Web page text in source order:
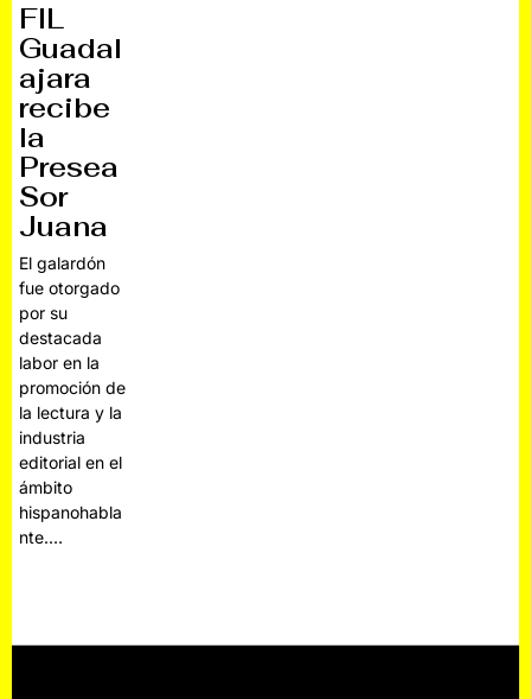
FIL
Guadal
ajara
recibe
la
Presea
Sor
Juana
El galardón
fue otorgado
por su
destacada
labor en la
promoción de
la lectura y la
industria
editorial en el
ámbito
hispanohabla
nte.…